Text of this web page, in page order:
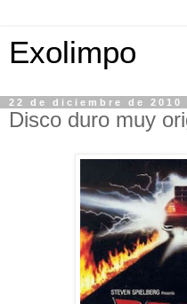
Exolimpo
22 de diciembre de 2010
Disco duro muy